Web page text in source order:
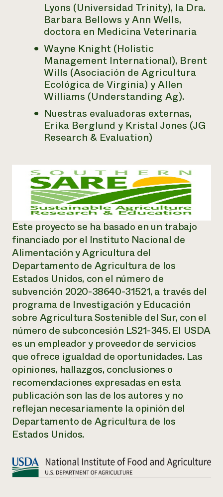
Lyons (Universidad Trinity), la Dra.
Barbara Bellows y Ann Wells,
doctora en Medicina Veterinaria
Wayne Knight (Holistic
Management International), Brent
Wills (Asociación de Agricultura
Ecológica de Virginia) y Allen
Williams (Understanding Ag).
Nuestras evaluadoras externas,
Erika Berglund y Kristal Jones (JG
Research & Evaluation)
Este proyecto se ha basado en un trabajo
financiado por el Instituto Nacional de
Alimentación y Agricultura del
Departamento de Agricultura de los
Estados Unidos, con el número de
subvención 2020-38640-31521, a través del
programa de Investigación y Educación
sobre Agricultura Sostenible del Sur, con el
número de subconcesión LS21-345. El USDA
es un empleador y proveedor de servicios
que ofrece igualdad de oportunidades. Las
opiniones, hallazgos, conclusiones o
recomendaciones expresadas en esta
publicación son las de los autores y no
reflejan necesariamente la opinión del
Departamento de Agricultura de los
Estados Unidos.